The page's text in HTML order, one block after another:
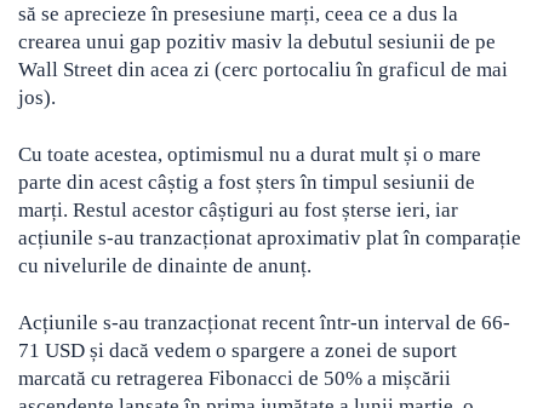
să se aprecieze în presesiune marți, ceea ce a dus la
crearea unui gap pozitiv masiv la debutul sesiunii de pe
Wall Street din acea zi (cerc portocaliu în graficul de mai
jos).
Cu toate acestea, optimismul nu a durat mult și o mare
parte din acest câștig a fost șters în timpul sesiunii de
marți. Restul acestor câștiguri au fost șterse ieri, iar
acțiunile s-au tranzacționat aproximativ plat în comparație
cu nivelurile de dinainte de anunț.
Acțiunile s-au tranzacționat recent într-un interval de 66-
71 USD și dacă vedem o spargere a zonei de suport
marcată cu retragerea Fibonacci de 50% a mișcării